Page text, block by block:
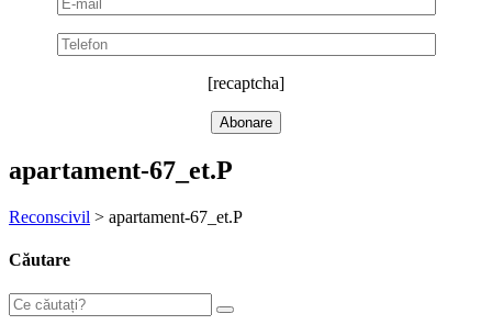
[recaptcha]
apartament-67_et.P
Reconscivil > apartament-67_et.P
Căutare